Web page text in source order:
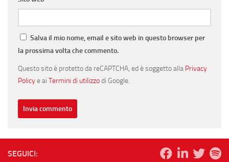
Salva il mio nome, email e sito web in questo browser per
la prossima volta che commento.
Questo sito è protetto da reCAPTCHA, ed è soggetto alla Privacy
Policye ai Termini di utilizzodi Google.
SEGUICI: